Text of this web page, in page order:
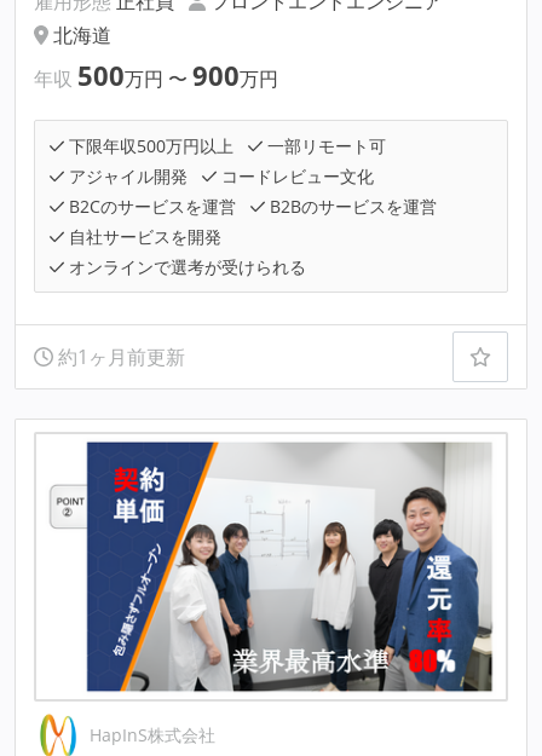
北海道
年収 500万円 〜 900万円
下限年収500万円以上
一部リモート可
アジャイル開発
コードレビュー文化
B2Cのサービスを運営
B2Bのサービスを運営
自社サービスを開発
オンラインで選考が受けられる
約1ヶ月前更新
HapInS株式会社